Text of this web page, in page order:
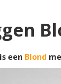
een Blond